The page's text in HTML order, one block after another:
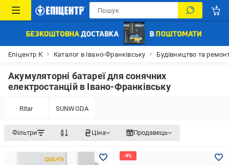
Епіцентр К Каталог в Івано-Франківську Будівництво та
Акумуляторні батареї для сонячних
електростанцій в Івано-Франківську
Ritar SUNWODA
Фільтри Ціна Продавець